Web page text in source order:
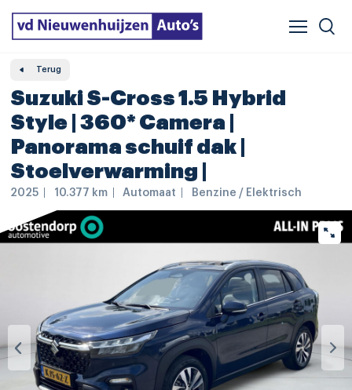
Leasing
Terug
Suzuki S-Cross 1.5 Hybrid
Style | 360* Camera |
Panorama schuif dak |
Stoelverwarming |
2025 10.377 km Automaat Benzine / Elektrisch